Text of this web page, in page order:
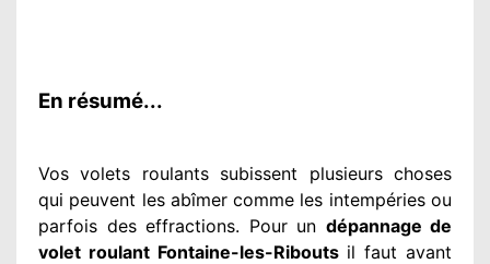
En résumé...
Vos volets roulants subissent plusieurschoses
qui peuvent les abîmercomme les intempéries ou
parfois des effractions. Pour un dépannage de
volet roulant Fontaine-les-Riboutsil faut avant